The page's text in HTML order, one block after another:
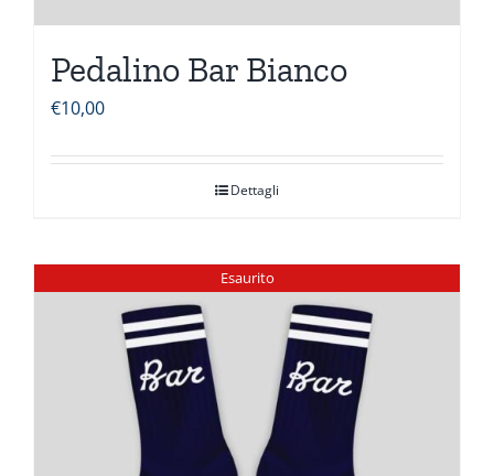
Pedalino Bar Bianco
€10,00
Dettagli
Esaurito